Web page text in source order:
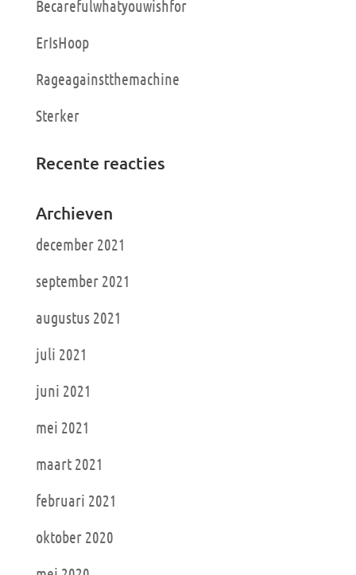
Becarefulwhatyouwishfor
ErIsHoop
Rageagainstthemachine
Sterker
Recente reacties
Archieven
december 2021
september 2021
augustus 2021
juli 2021
juni 2021
mei 2021
maart 2021
februari 2021
oktober 2020